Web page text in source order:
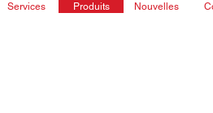
Services Produits Nouvelles